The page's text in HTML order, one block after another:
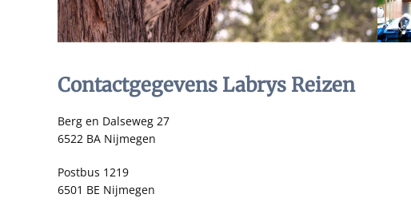
Contactgegevens Labrys Reizen
Berg en Dalseweg 27
6522 BA Nijmegen
Postbus 1219
6501 BE Nijmegen